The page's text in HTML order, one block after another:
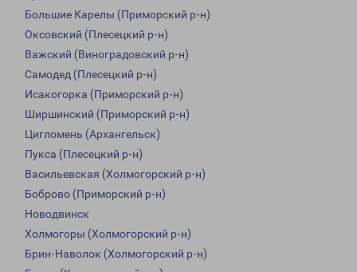
Большие Карелы (Приморский р-н)
Оксовский (Плесецкий р-н)
Важский (Виноградовский р-н)
Самодед (Плесецкий р-н)
Исакогорка (Приморский р-н)
Ширшинский (Приморский р-н)
Цигломень (Архангельск)
Пукса (Плесецкий р-н)
Васильевская (Холмогорский р-н)
Боброво (Приморский р-н)
Новодвинск
Холмогоры (Холмогорский р-н)
Брин-Наволок (Холмогорский р-н)